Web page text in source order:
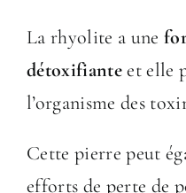
La rhyolite a une
détoxifianteet elle
l’organisme des
Cette pierre peut
efforts de perte de